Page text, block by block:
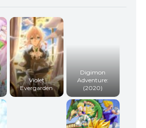
Violet
Evergarden
Digimon
Adventure:
(2020)